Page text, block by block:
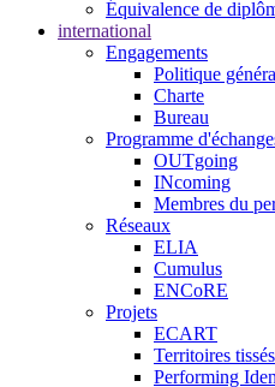
Équivalence de
international
Engagements
Politique
Charte
Bureau
Programme
OUTgoing
INcoming
Membres du
Réseaux
ELIA
Cumulus
ENCoRE
Projets
ECART
Territoires tissés
Performing